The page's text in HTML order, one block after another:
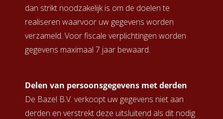
dan strikt noodzakelijk is om de doelen te
realiseren waarvoor uw gegevens worden
verzameld. Voor fiscale verplichtingen worden
gegevens maximaal 7 jaar bewaard.
Delen van persoonsgegevens met derden
De Bazel B.V. verkoopt uw gegevens niet aan
derden en verstrekt deze uitsluitend als dit nodig